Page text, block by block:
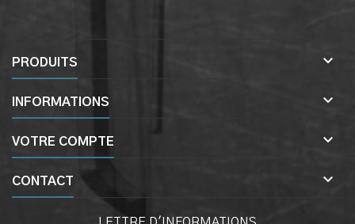
PRODUITS 
INFORMATIONS 
VOTRE COMPTE 
CONTACT 